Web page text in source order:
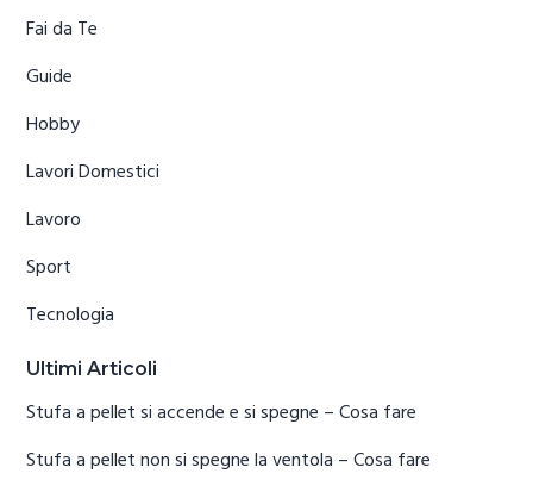
Fai da Te
Guide
Hobby
Lavori Domestici
Lavoro
Sport
Tecnologia
Ultimi Articoli
Stufa a pellet si accende e si spegne​ – Cosa fare
Stufa a pellet non si spegne la ventola​ – Cosa fare